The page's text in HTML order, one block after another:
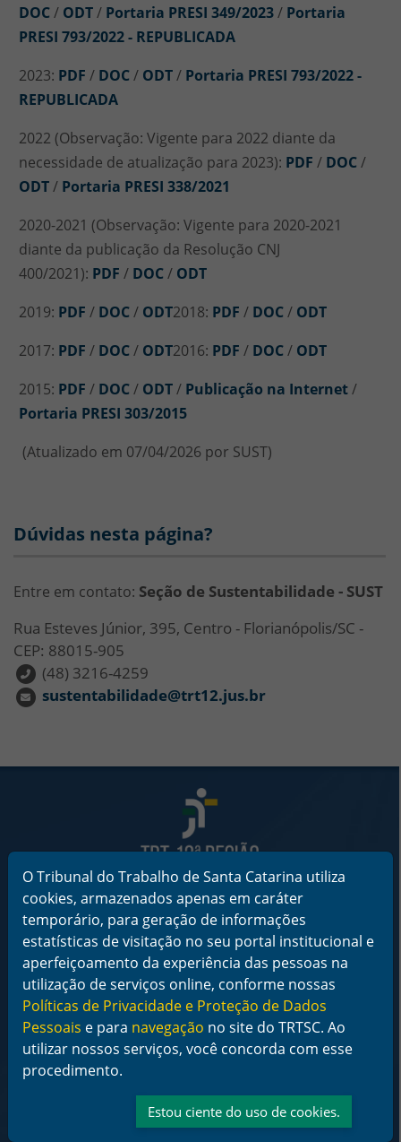
DOC/ ODT/ Portaria PRESI 349/2023/ Portaria
PRESI 793/2022 - REPUBLICADA
2023: PDF / DOC/ ODT/ Portaria PRESI 793/2022 -
REPUBLICADA
2022 (Observação: Vigente para 2022 diante da
necessidade de atualização para 2023): PDF / DOC/
ODT/ Portaria PRESI 338/2021
2020-2021 (Observação: Vigente para 2020-2021
diante da publicação da Resolução CNJ
400/2021): PDF / DOC/ ODT
2019: PDF / DOC/ ODT2018: PDF / DOC/ ODT
2017: PDF / DOC/ ODT2016: PDF / DOC/ ODT
2015: PDF / DOC/ ODT/ Publicação na Internet/
Portaria PRESI 303/2015
(Atualizado em 07/04/2026 por SUST)
Dúvidas nesta página?
Entre em contato: Seção de Sustentabilidade - SUST
Rua Esteves Júnior, 395, Centro - Florianópolis/SC -
CEP: 88015-905
(48) 3216-4259
sustentabilidade@trt12.jus.br
Informações de Contato
Tribunal Regional do Trabalho da 12ª Região
Rua Esteves Júnior, 395, Centro - Florianópolis/SC
CEP 88015-905
CNPJ 02.482.005/0001-23
Horário de Funcionamento:
De segunda a sexta-feira das 12 às 18 horas
Telefone: (48) 3216-4000
Institucional
Serviços
O Tribunal do Trabalho de Santa Catarina utiliza
cookies, armazenados apenas em caráter
temporário, para geração de informações
estatísticas de visitação no seu portal institucional e
aperfeiçoamento da experiência das pessoas na
utilização de serviços online, conforme nossas
Políticas de Privacidade e Proteção de Dados
Pessoais e para navegação no site do TRTSC. Ao
utilizar nossos serviços, você concorda com esse
procedimento.
Estou ciente do uso de cookies.